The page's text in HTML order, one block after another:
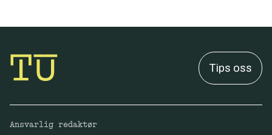
Tips oss
Ansvarlig redaktør